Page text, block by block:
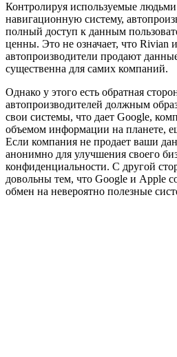
Контролируя используемые
навигационную систему,
полный доступ к данным
ценны. Это не означает, что Rivian
автопроизводители продают
существенна для самих компаний.
Однако у этого есть обратная
автопроизводителей должным
свои системы, что дает Google,
объемом информации на планете,
Если компания не продает ваши
анонимно для улучшения своего
конфиденциальности. С другой
довольны тем, что Google и Apple
обмен на невероятно полезные